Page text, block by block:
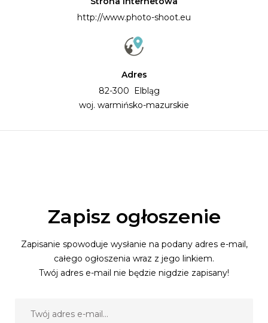
http://www.photo-shoot.eu
Adres
82-300 Elbląg
woj. warmińsko-mazurskie
Zapisz ogłoszenie
Zapisanie spowoduje wysłanie na podany adres e-mail,
całego ogłoszenia wraz z jego linkiem.
Twój adres e-mail nie będzie nigdzie zapisany!